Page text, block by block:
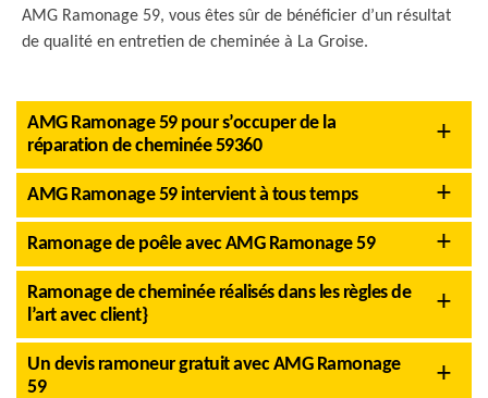
AMG Ramonage 59, vous êtes sûr de bénéficier d’un résultat
de qualité en entretien de cheminée à La Groise.
AMG Ramonage 59 pour s’occuper de la
réparation de cheminée 59360
AMG Ramonage 59 intervient à tous temps
Ramonage de poêle avec AMG Ramonage 59
Ramonage de cheminée réalisés dans les règles de
l’art avec client}
Un devis ramoneur gratuit avec AMG Ramonage
59